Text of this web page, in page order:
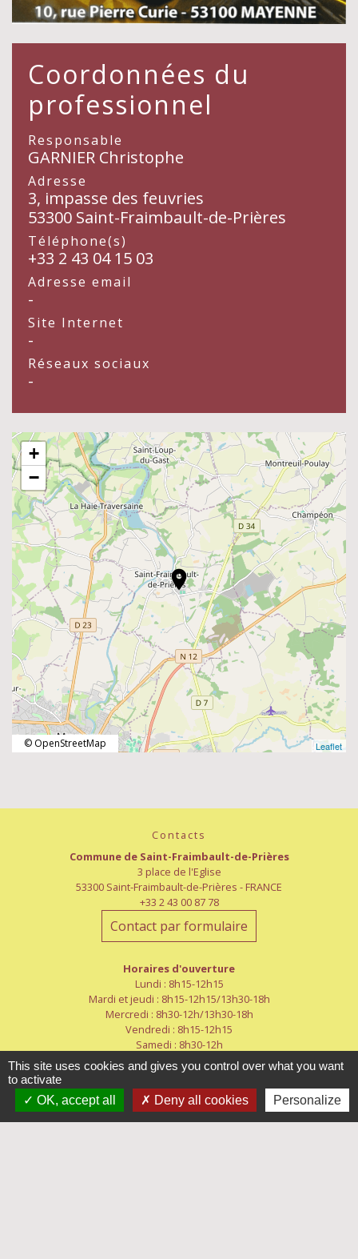
Coordonnées du
professionnel
Responsable
GARNIER Christophe
Adresse
3, impasse des feuvries
53300 Saint-Fraimbault-de-Prières
Téléphone(s)
+33 2 43 04 15 03
Adresse email
-
Site Internet
-
Réseaux sociaux
-
location_on
+
−
Leaflet
© OpenStreetMap
Contacts
Commune de Saint-Fraimbault-de-Prières
3 place de l'Eglise
53300 Saint-Fraimbault-de-Prières - FRANCE
+33 2 43 00 87 78
Contact par formulaire
Horaires d'ouverture
Lundi : 8h15-12h15
Mardi et jeudi : 8h15-12h15/13h30-18h
Mercredi : 8h30-12h/13h30-18h
Vendredi : 8h15-12h15
Samedi : 8h30-12h
This site uses cookies and gives you control over what you want
to activate
OK, accept all
Deny all cookies Personalize